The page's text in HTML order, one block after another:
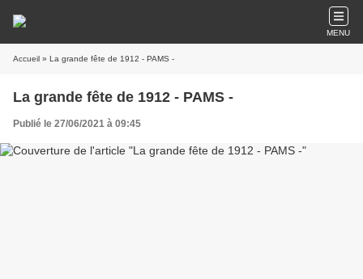
MENU
Accueil » La grande fête de 1912 - PAMS -
La grande fête de 1912 - PAMS -
Publié le 27/06/2021 à 09:45